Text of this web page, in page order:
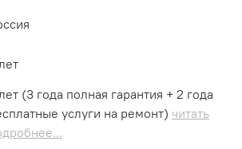
(3 года полная гарантия + 2 года
услуги на ремонт) читать